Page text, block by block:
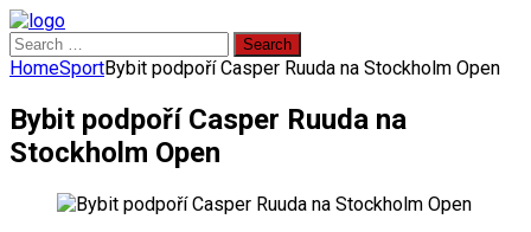
Search
for:
HomeSportBybit podpoří Casper Ruuda na Stockholm Open
Bybit podpoří Casper Ruuda na
Stockholm Open